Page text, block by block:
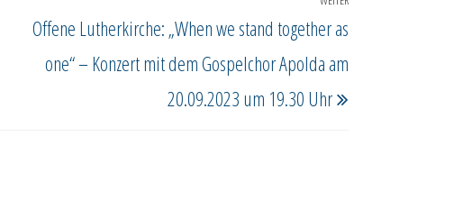
Nächster
Offene Lutherkirche: „When we stand together as
one“ – Konzert mit dem Gospelchor Apolda am
20.09.2023 um 19.30 Uhr